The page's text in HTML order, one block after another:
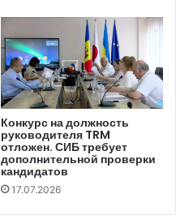
Конкурс на должность
руководителя TRM
отложен. СИБ требует
дополнительной проверки
кандидатов
17.07.2026